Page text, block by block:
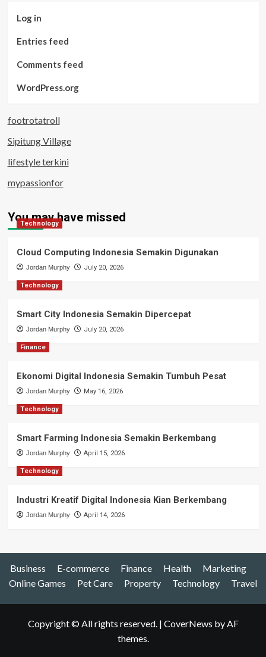
Log in
Entries feed
Comments feed
WordPress.org
footrotatroll
Sipitung Village
lifestyle terkini
mypassionfor
You may have missed
Technology
Cloud Computing Indonesia Semakin Digunakan
Jordan Murphy July 20, 2026
Technology
Smart City Indonesia Semakin Dipercepat
Jordan Murphy July 20, 2026
Finance
Ekonomi Digital Indonesia Semakin Tumbuh Pesat
Jordan Murphy May 16, 2026
Technology
Smart Farming Indonesia Semakin Berkembang
Jordan Murphy April 15, 2026
Technology
Industri Kreatif Digital Indonesia Kian Berkembang
Jordan Murphy April 14, 2026
Business E-commerce Finance Health
Marketing
Online Games
Pet Care Property Technology Travel
Copyright © All rights reserved. | CoverNews by AF
themes.